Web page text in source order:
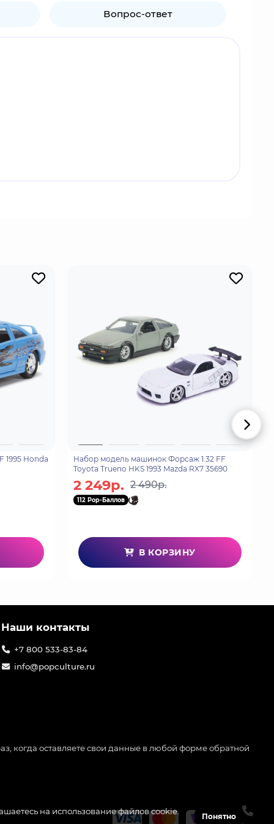
Вопрос-ответ
Honda
Набор модель машинок Форсаж 1:32 FF
Toyota Trueno HKS 1993 Mazda RX7 35690
2 249р. 2 490р.
112 Pop-Баллов
В КОРЗИНУ
на использование файлов cookie.
Понятно
Наши контакты
+7 800 533-83-84
info@popculture.ru
когда оставляете свои данные в любой форме обратной